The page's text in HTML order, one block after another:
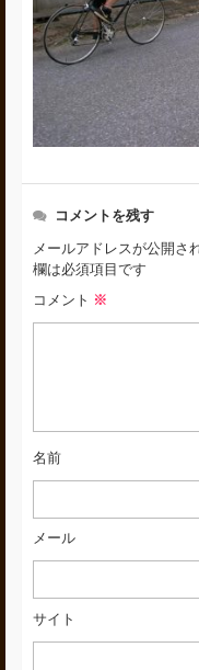
コメントを残す
メールアドレスが公開さ
欄は必須項目です
コメント ※
名前
メール
サイト